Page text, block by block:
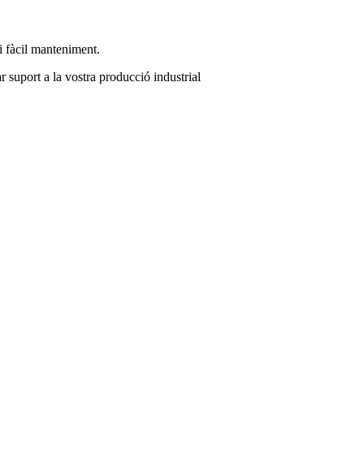
fàcil manteniment.
suport a la vostra producció industrial